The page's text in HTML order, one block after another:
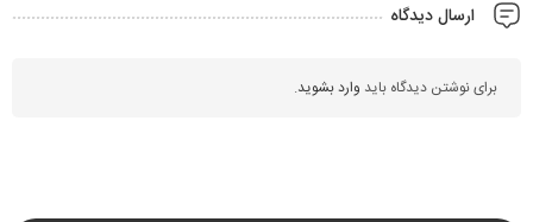
ارسال دیدگاه
برای نوشتن دیدگاه باید وارد بشوید.